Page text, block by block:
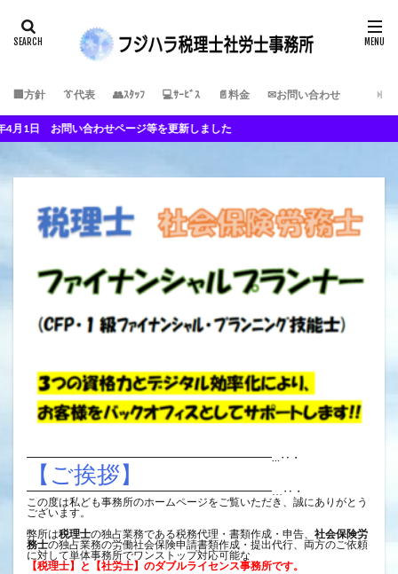
🏢方針 👔代表 👥ｽﾀｯﾌ 💻ｻｰﾋﾞｽ 📄料金 ✉お問い合わせ
い合わせページ等を更新しました
━━━━━━━━━━━━━━━━━━━━━━━…‥・
━━━━━━━━━━━━━━━━━━━━━━━…‥・
この度は私ども事務所のホームページをご覧いただき、誠にありがとう
ございます。
弊所は税理士の独占業務である税務代理・書類作成・申告、 社会保険労
務士の独占業務の労働社会保険申請書類作成・提出代行、両方のご依頼
に対して単体事務所でワンストップ対応可能な
【税理士】と【社労士】のダブルライセンス事務所です。